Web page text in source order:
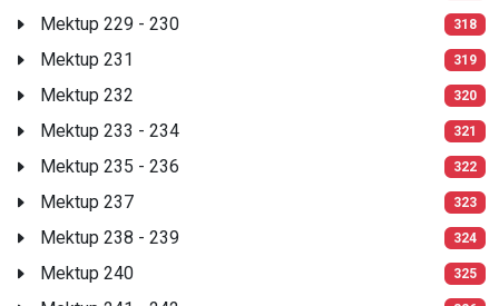
Mektup 229 - 230 318
Mektup 231 319
Mektup 232 320
Mektup 233 - 234 321
Mektup 235 - 236 322
Mektup 237 323
Mektup 238 - 239 324
Mektup 240 325